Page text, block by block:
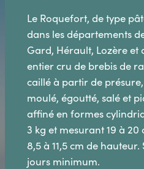
Le Roquefort, de type
dans les départements
Gard, Hérault, Lozère
entier cru de brebis de
caillé à partir de
moulé, égoutté, salé et
affiné en formes
3 kg et mesurant 19 à
8,5 à 11,5 cm de
jours minimum.